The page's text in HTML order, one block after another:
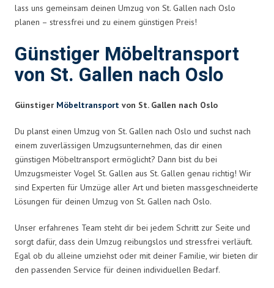
lass uns gemeinsam deinen Umzug von St. Gallen nach Oslo
planen – stressfrei und zu einem günstigen Preis!
Günstiger Möbeltransport
von St. Gallen nach Oslo
Günstiger Möbeltransport von St. Gallen nach Oslo
Du planst einen Umzug von St. Gallen nach Oslo und suchst nach
einem zuverlässigen Umzugsunternehmen, das dir einen
günstigen Möbeltransport ermöglicht? Dann bist du bei
Umzugsmeister Vogel St. Gallen aus St. Gallen genau richtig! Wir
sind Experten für Umzüge aller Art und bieten massgeschneiderte
Lösungen für deinen Umzug von St. Gallen nach Oslo.
Unser erfahrenes Team steht dir bei jedem Schritt zur Seite und
sorgt dafür, dass dein Umzug reibungslos und stressfrei verläuft.
Egal ob du alleine umziehst oder mit deiner Familie, wir bieten dir
den passenden Service für deinen individuellen Bedarf.